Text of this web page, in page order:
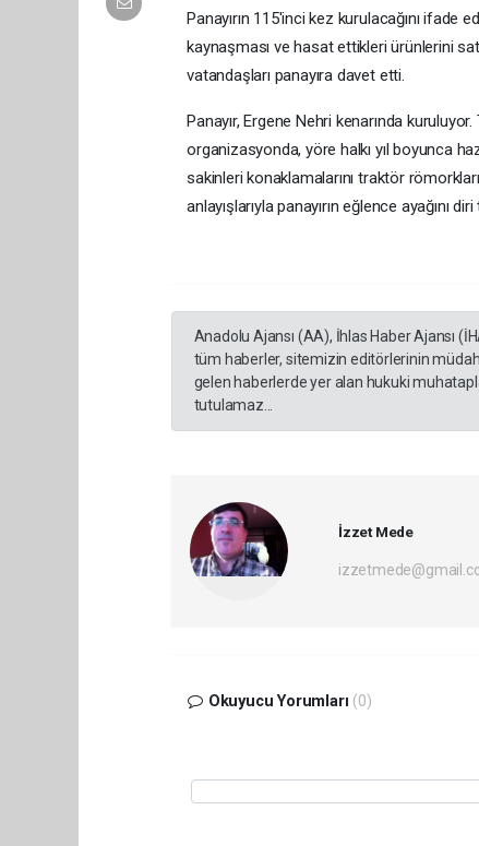
Panayırın 115'inci kez kurulacağını ifade
kaynaşması ve hasat ettikleri ürünlerini
vatandaşları panayıra davet etti.
Panayır, Ergene Nehri kenarında
organizasyonda, yöre halkı yıl boyunca
sakinleri konaklamalarını traktör
anlayışlarıyla panayırın eğlence ayağını
Anadolu Ajansı (AA), İhlas Haber Ajansı
tüm haberler, sitemizin editörlerinin
gelen haberlerde yer alan hukuki
tutulamaz...
İzzet Mede
Okuyucu Yorumları (0)